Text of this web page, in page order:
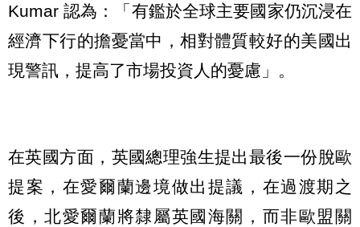
Kumar 認為：「有鑑於全球主要國家仍沉浸在
經濟下行的擔憂當中，相對體質較好的美國出
現警訊，提高了市場投資人的憂慮」。
在英國方面，英國總理強生提出最後一份脫歐
提案，在愛爾蘭邊境做出提議，在過渡期之
後，北愛爾蘭將隸屬英國海關，而非歐盟關